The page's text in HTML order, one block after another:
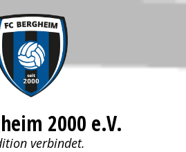
2000 e.V.
verbindet.